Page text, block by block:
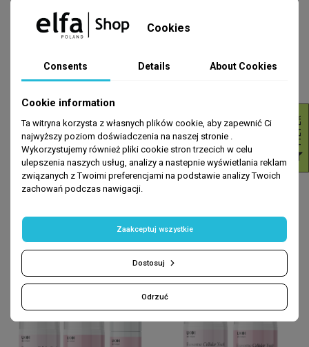
KREM NA DZIEŃ
Ukoi PDRN DNA-Inspired Lekki
Krem na Dzień 2w1
zł99.99 ADD TO CART
PREZENTOWNIK
Zestaw kremów do twarzy i pod
oczy UKOI z egzosomami
zł233.98
0.00 zł
-35%
Cookies
Consents Details About Cookies
Cookie information
Ta witryna korzysta z własnych plików cookie, aby zapewnić Ci
najwyższy poziom doświadczenia na naszej stronie .
Wykorzystujemy również pliki cookie stron trzecich w celu
ulepszenia naszych usług, analizy a nastepnie wyświetlania reklam
związanych z Twoimi preferencjami na podstawie analizy Twoich
zachowań podczas nawigacji.
Odrzuć
Dostosuj
Zaakceptuj wszystkie
R